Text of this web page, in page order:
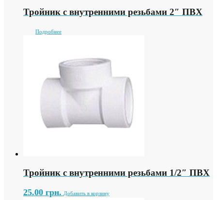
Тройник с внутренними резьбами 2″ ПВХ
Подробнее
Тройник с внутренними резьбами 1/2″ ПВХ
25.00 грн. Добавить в корзину